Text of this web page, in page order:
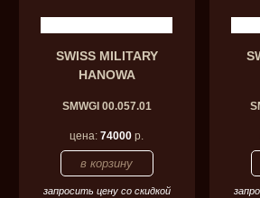
SWISS MILITARY
HANOWA
SMWGI 00.057.01
цена:74000 р.
запросить цену со скидкой